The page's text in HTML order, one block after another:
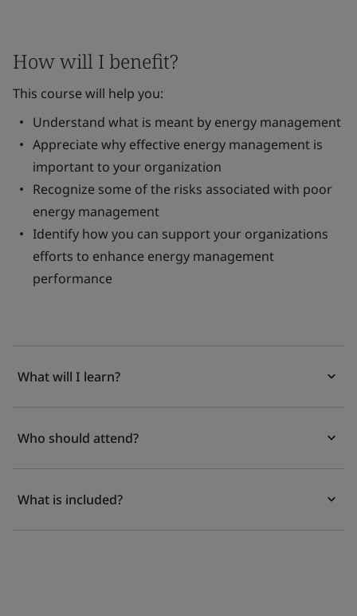
How will I benefit?
This course will help you:
Understand what is meant by energy management
Appreciate why effective energy management is
important to your organization
Recognize some of the risks associated with poor
energy management
Identify how you can support your organizations
efforts to enhance energy management
performance
What will I learn?
Who should attend?
What is included?